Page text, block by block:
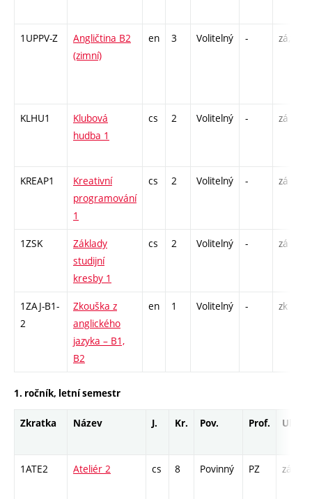
1UPPV-Z
Angličtina B2
(zimní)
en 3 Volitelný - zá,zk
KLHU1
Klubová
hudba 1
cs 2 Volitelný - zá
KREAP1
Kreativní
programování
1
cs 2 Volitelný - zá
1ZSK
Základy
studijní
kresby 1
cs 2 Volitelný - zá
1ZAJ-B1-
2
Zkouška z
anglického
jazyka – B1,
B2
en 1 Volitelný - zk
1. ročník, letní semestr
Zkratka Název J. Kr. Pov. Prof. Uk.
1ATE2 Ateliér 2 cs 8 Povinný PZ zá